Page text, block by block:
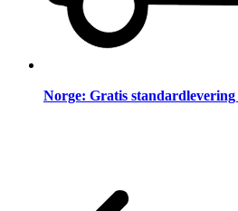
Norge: Gratis standardlevering